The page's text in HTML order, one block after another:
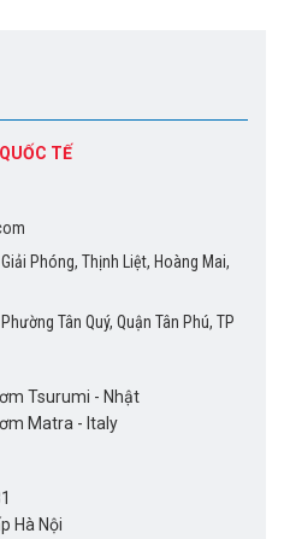
TẾ
Phóng, Thịnh Liệt, Hoàng Mai,
Tân Quý, Quận Tân Phú, TP
Tsurumi - Nhật
Matra - Italy
Hà Nội